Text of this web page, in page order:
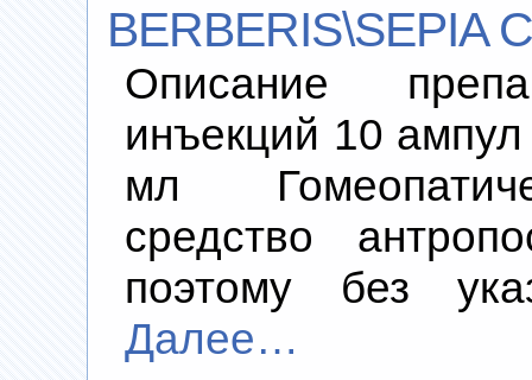
BERBERIS\SEPIA
Описание
инъекций 10
мл
средство
поэтому без
Далее…